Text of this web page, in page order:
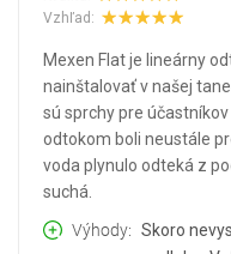
Vzhľad:
Mexen Flat je lineárny
nainštalovať v našej
sú sprchy pre
odtokom boli neustále
voda plynulo odteká z
suchá.
Výhody
Skoro